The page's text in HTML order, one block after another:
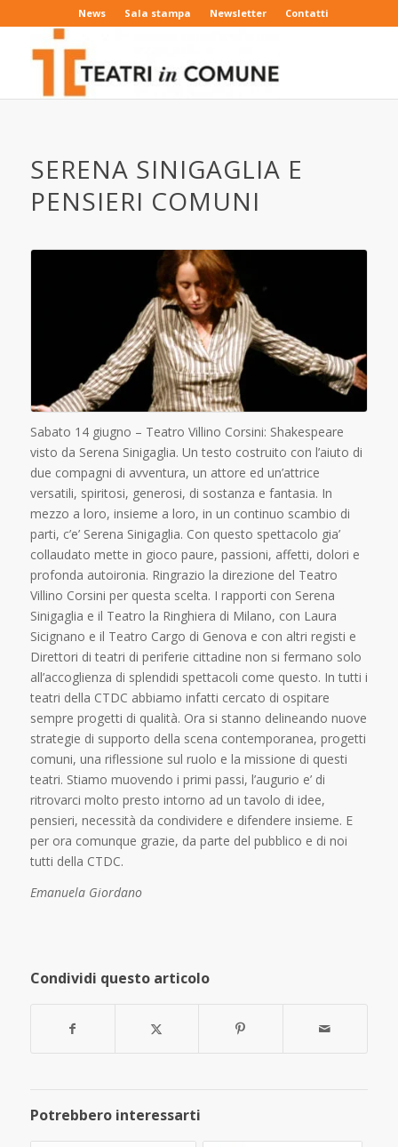
News Sala stampa Newsletter Contatti
SERENA SINIGAGLIA E
PENSIERI COMUNI
Sabato 14 giugno – Teatro Villino Corsini: Shakespeare
visto da Serena Sinigaglia. Un testo costruito con l’aiuto di
due compagni di avventura, un attore ed un’attrice
versatili, spiritosi, generosi, di sostanza e fantasia. In
mezzo a loro, insieme a loro, in un continuo scambio di
parti, c’e’ Serena Sinigaglia. Con questo spettacolo gia’
collaudato mette in gioco paure, passioni, affetti, dolori e
profonda autoironia. Ringrazio la direzione del Teatro
Villino Corsini per questa scelta. I rapporti con Serena
Sinigaglia e il Teatro la Ringhiera di Milano, con Laura
Sicignano e il Teatro Cargo di Genova e con altri registi e
Direttori di teatri di periferie cittadine non si fermano solo
all’accoglienza di splendidi spettacoli come questo. In tutti i
teatri della CTDC abbiamo infatti cercato di ospitare
sempre progetti di qualità. Ora si stanno delineando nuove
strategie di supporto della scena contemporanea, progetti
comuni, una riflessione sul ruolo e la missione di questi
teatri. Stiamo muovendo i primi passi, l’augurio e’ di
ritrovarci molto presto intorno ad un tavolo di idee,
pensieri, necessità da condividere e difendere insieme. E
per ora comunque grazie, da parte del pubblico e di noi
tutti della CTDC.
Emanuela Giordano
Condividi questo articolo
Potrebbero interessarti